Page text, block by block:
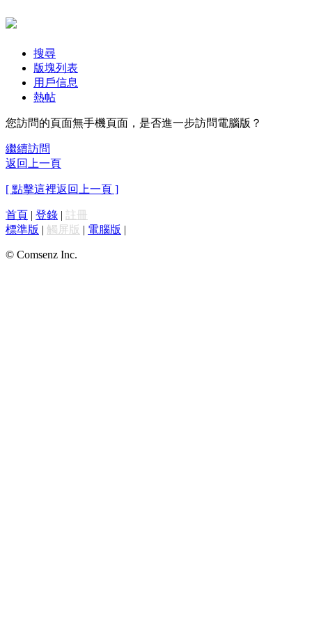
搜尋
版塊列表
用戶信息
熱帖
您訪問的頁面無手機頁面，是否進一步訪問電腦版？
繼續訪問
返回上一頁
[ 點擊這裡返回上一頁 ]
首頁 | 登錄 | 註冊
標準版 | 觸屏版 | 電腦版 |
© Comsenz Inc.